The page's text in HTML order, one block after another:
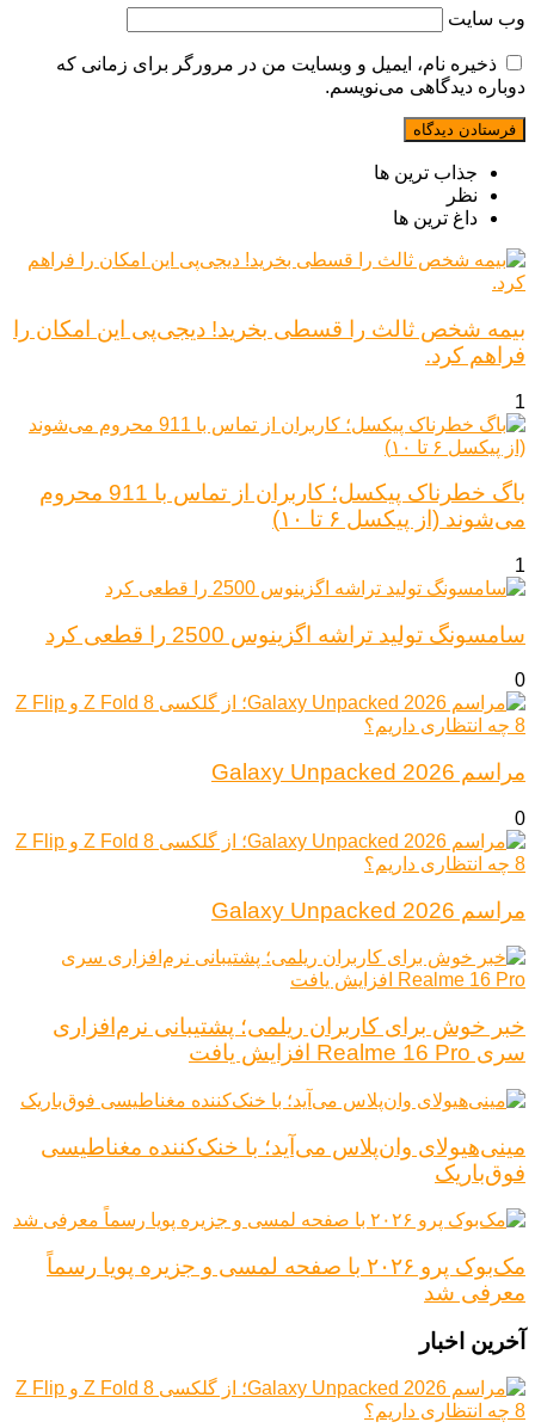
وب‌ سایت
ذخیره نام، ایمیل و وبسایت من در مرورگر برای زمانی که
دوباره دیدگاهی می‌نویسم.
جذاب ترین ها
نظر
داغ ترین ها
بیمه شخص ثالث را قسطی بخرید! دیجی‌پی این امکان را
فراهم کرد.
1
باگ خطرناک پیکسل؛ کاربران از تماس با 911 محروم
می‌شوند (از پیکسل ۶ تا ۱۰)
1
سامسونگ تولید تراشه اگزینوس 2500 را قطعی کرد
0
مراسم Galaxy Unpacked 2026
0
مراسم Galaxy Unpacked 2026
خبر خوش برای کاربران ریلمی؛ پشتیبانی نرم‌افزاری
سری Realme 16 Pro افزایش یافت
مینی‌هیولای وان‌پلاس می‌آید؛ با خنک‌کننده مغناطیسی
فوق‌باریک
مک‌بوک پرو ۲۰۲۶ با صفحه لمسی و جزیره پویا رسماً
معرفی شد
آخرین اخبار